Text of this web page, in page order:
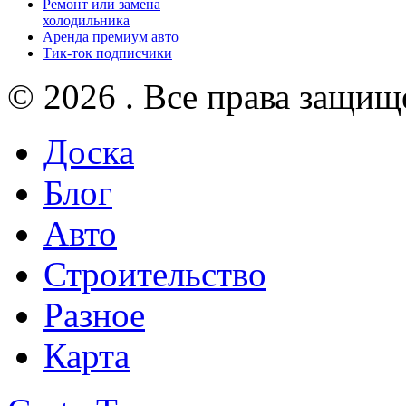
Ремонт или замена
холодильника
Аренда премиум авто
Тик-ток подписчики
© 2026 . Все права
Доска
Блог
Авто
Строительство
Разное
Карта